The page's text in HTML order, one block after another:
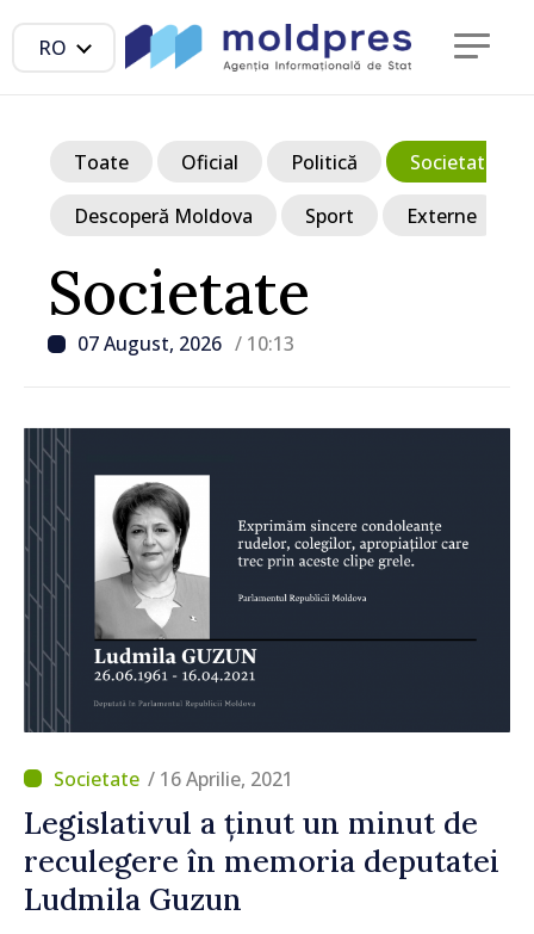
RO
Societate
07 August, 2026 / 10:13
Toate Oficial Politică Societate
Descoperă Moldova Sport Externe
/ 16 Aprilie, 2021
Legislativul a ținut un minut de
reculegere în memoria deputatei
Ludmila Guzun